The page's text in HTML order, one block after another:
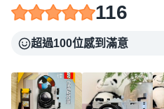
116
超過100位感到滿意